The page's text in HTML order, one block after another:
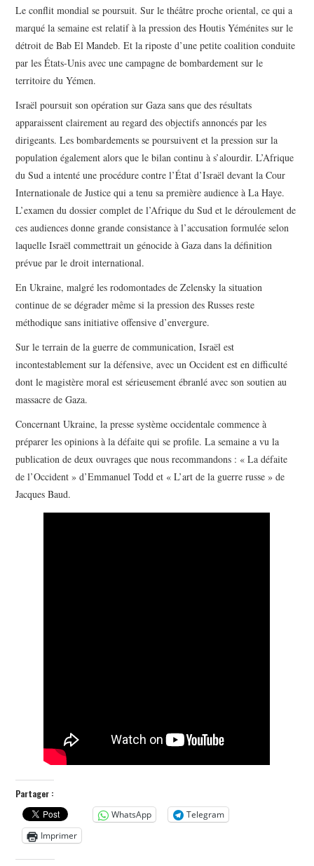
Le conflit mondial se poursuit. Sur le théâtre proche oriental, ce qui a
marqué la semaine est relatif à la pression des Houtis Yéménites sur le
détroit de Bab El Mandeb. Et la riposte d’une petite coalition conduite
par les États-Unis avec une campagne de bombardement sur le
territoire du Yémen.
Israël poursuit son opération sur Gaza sans que des résultats
apparaissent clairement au regard des objectifs annoncés par les
dirigeants. Les bombardements se poursuivent et la pression sur la
population également alors que le bilan continu à s’alourdir. L’Afrique
du Sud a intenté une procédure contre l’État d’Israël devant la Cour
Internationale de Justice qui a tenu sa première audience à La Haye.
L’examen du dossier complet de l’Afrique du Sud et le déroulement de
ces audiences donne grande consistance à l’accusation formulée selon
laquelle Israël commettrait un génocide à Gaza dans la définition
prévue par le droit international.
En Ukraine, malgré les rodomontades de Zelensky la situation
continue de se dégrader même si la pression des Russes reste
méthodique sans initiative offensive d’envergure.
Sur le terrain de la guerre de communication, Israël est
incontestablement sur la défensive, avec un Occident est en difficulté
dont le magistère moral est sérieusement ébranlé avec son soutien au
massacre de Gaza.
Concernant Ukraine, la presse système occidentale commence à
préparer les opinions à la défaite qui se profile. La semaine a vu la
publication de deux ouvrages que nous recommandons : « La défaite
de l’Occident » d’Emmanuel Todd et « L’art de la guerre russe » de
Jacques Baud.
Partager :
WhatsApp
Telegram
Imprimer